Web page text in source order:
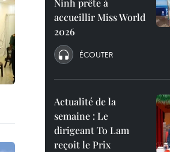
Ninh prête à
accueillir Miss World
2026
ÉCOUTER
Actualité de la
semaine : Le
dirigeant To Lam
reçoit le Prix